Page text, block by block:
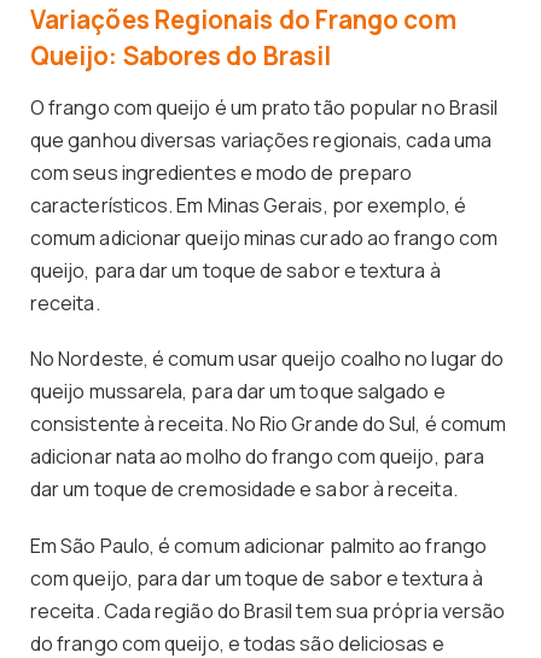
Variações Regionais do Frango com
Queijo: Sabores do Brasil
O frango com queijo é um prato tão popular no Brasil
que ganhou diversas variações regionais, cada uma
com seus ingredientes e modo de preparo
característicos. Em Minas Gerais, por exemplo, é
comum adicionar queijo minas curado ao frango com
queijo, para dar um toque de sabor e textura à
receita.
No Nordeste, é comum usar queijo coalho no lugar do
queijo mussarela, para dar um toque salgado e
consistente à receita. No Rio Grande do Sul, é comum
adicionar nata ao molho do frango com queijo, para
dar um toque de cremosidade e sabor à receita.
Em São Paulo, é comum adicionar palmito ao frango
com queijo, para dar um toque de sabor e textura à
receita. Cada região do Brasil tem sua própria versão
do frango com queijo, e todas são deliciosas e